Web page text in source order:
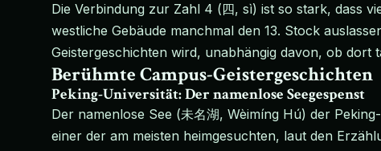
Die Verbindung zur Zahl 4 (四, sì) ist so stark, dass
westliche Gebäude manchmal den 13. Stock
Geistergeschichten wird, unabhängig davon, ob dort
Berühmte Campus-Geistergeschichten
Peking-Universität: Der namenlose Seegespenst
Der namenlose See (未名湖, Wèimíng Hú) der
einer der am meisten heimgesuchten, laut den